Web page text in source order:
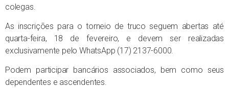
colegas.
As inscrições para o torneio de truco seguem abertas até
quarta-feira, 18 de fevereiro, e devem ser realizadas
exclusivamente pelo WhatsApp (17) 2137-6000.
Podem participar bancários associados, bem como seus
dependentes e ascendentes.